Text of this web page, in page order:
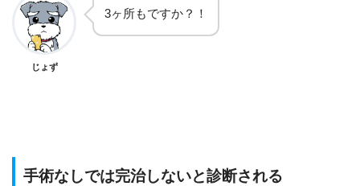
じょず
3ヶ所もですか？！
手術なしでは完治しないと診断される